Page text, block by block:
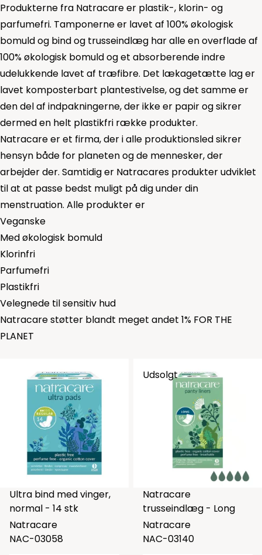
Produkterne fra Natracare er plastik-, klorin- og
parfumefri. Tamponerne er lavet af 100% økologisk
bomuld og bind og trusseindlæg har alle en overflade af
100% økologisk bomuld og et absorberende indre
udelukkende lavet af træfibre. Det lækagetætte lag er
lavet komposterbart plantestivelse, og det samme er
den del af indpakningerne, der ikke er papir og sikrer
dermed en helt plastikfri række produkter.
Natracare er et firma, der i alle produktionsled sikrer
hensyn både for planeten og de mennesker, der
arbejder der. Samtidig er Natracares produkter udviklet
til at at passe bedst muligt på dig under din
menstruation. Alle produkter er
Veganske
Med økologisk bomuld
Klorinfri
Parfumefri
Plastikfri
Velegnede til sensitiv hud
Natracare støtter blandt meget andet 1% FOR THE
PLANET
Ultra bind med vinger,
normal - 14 stk
Natracare
NAC-03058
Udsolgt
Natracare
trusseindlæg - Long
Natracare
NAC-03140